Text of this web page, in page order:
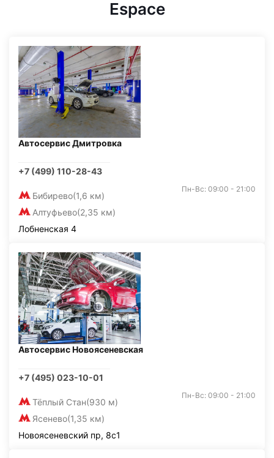
Espace
Автосервис Дмитровка
+7 (499) 110-28-43
Бибирево(1,6 км)
Алтуфьево(2,35 км)
Пн-Вс: 09:00 - 21:00
Лобненская 4
Автосервис Новоясеневская
+7 (495) 023-10-01
Тёплый Стан(930 м)
Ясенево(1,35 км)
Пн-Вс: 09:00 - 21:00
Новоясеневский пр, 8с1